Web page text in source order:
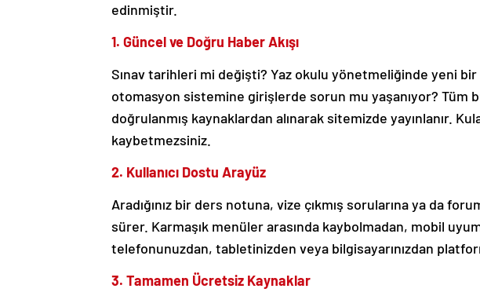
edinmiştir.
1. Güncel ve Doğru Haber Akışı
Sınav tarihleri mi değişti? Yaz okulu yönetmeliğinde yeni
otomasyon sistemine girişlerde sorun mu yaşanıyor? Tüm
doğrulanmış kaynaklardan alınarak sitemizde yayınlanır.
kaybetmezsiniz.
2. Kullanıcı Dostu Arayüz
Aradığınız bir ders notuna, vize çıkmış sorularına ya da
sürer. Karmaşık menüler arasında kaybolmadan, mobil
telefonunuzdan, tabletinizden veya bilgisayarınızdan
3. Tamamen Ücretsiz Kaynaklar